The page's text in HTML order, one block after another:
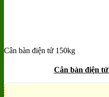
Add to wishlist
Cân bàn điện tử 150kg
Cân bàn điện